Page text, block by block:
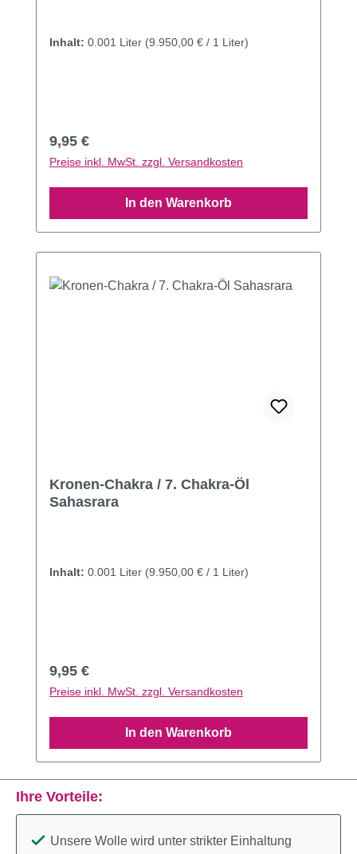
Inhalt: 0.001 Liter (9.950,00 € / 1 Liter)
Regulärer Preis:
9,95 €
Preise inkl. MwSt. zzgl. Versandkosten
In den Warenkorb
Kronen-Chakra / 7. Chakra-Öl
Sahasrara
Inhalt: 0.001 Liter (9.950,00 € / 1 Liter)
Regulärer Preis:
9,95 €
Preise inkl. MwSt. zzgl. Versandkosten
In den Warenkorb
Ihre Vorteile:
Unsere Wolle wird unter strikter Einhaltung